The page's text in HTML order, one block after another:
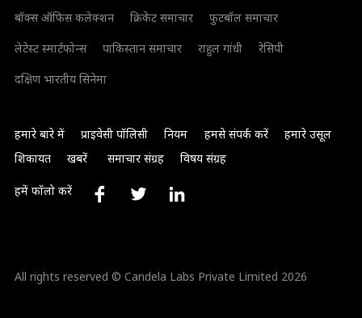
बॉक्स ऑफिस कलेक्शन
क्रिकेट समाचार
फुटबॉल समाचार
लेटेस्ट स्मार्टफोन्स
पाकिस्तान समाचार राहुल गांधी
रेसिपी
दक्षिण भारतीय सिनेमा
हमारे बारे में प्राइवेसी पॉलिसी नियम हमसे संपर्क करें
हमारे उसूल
शिकायत
खबरें समाचार संग्रह विषय संग्रह
हमें फॉलो करें
All rights reserved © Candela Labs Private Limited 2026